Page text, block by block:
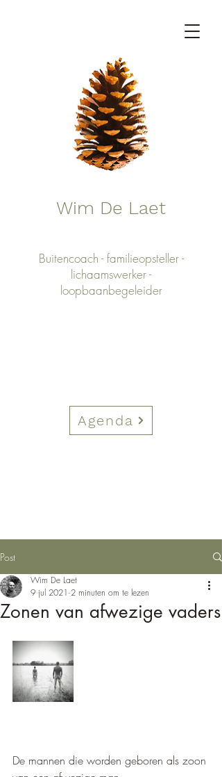
Wim De Laet
Buitencoach - familieopsteller -
lichaamswerker -
loopbaanbegeleider
Agenda
Post
Zonen van afwezige vaders
Wim De Laet
9 jul 2021 2 minuten om te lezen
De mannen die worden geboren als zoon